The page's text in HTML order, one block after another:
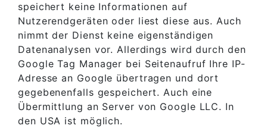
speichert keine Informationen auf
Nutzerendgeräten oder liest diese aus. Auch
nimmt der Dienst keine eigenständigen
Datenanalysen vor. Allerdings wird durch den
Google Tag Manager bei Seitenaufruf Ihre IP-
Adresse an Google übertragen und dort
gegebenenfalls gespeichert. Auch eine
Übermittlung an Server von Google LLC. In
den USA ist möglich.